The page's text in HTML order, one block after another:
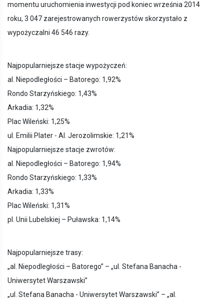
momentu uruchomienia inwestycji pod koniec września 2014
roku, 3 047 zarejestrowanych rowerzystów skorzystało z
wypożyczalni 46 546 razy.
Najpopularniejsze stacje wypożyczeń:
al. Niepodległości – Batorego: 1,92%
Rondo Starzyńskiego: 1,43%
Arkadia: 1,32%
Plac Wileński: 1,25%
ul. Emilii Plater - Al. Jerozolimskie: 1,21%
Najpopularniejsze stacje zwrotów:
al. Niepodległości – Batorego: 1,94%
Rondo Starzyńskiego: 1,33%
Arkadia: 1,33%
Plac Wileński: 1,31%
pl. Unii Lubelskiej – Puławska: 1,14%
Najpopularniejsze trasy:
„al. Niepodległości – Batorego” – „ul. Stefana Banacha -
Uniwersytet Warszawski”
„ul. Stefana Banacha - Uniwersytet Warszawski” – „al.